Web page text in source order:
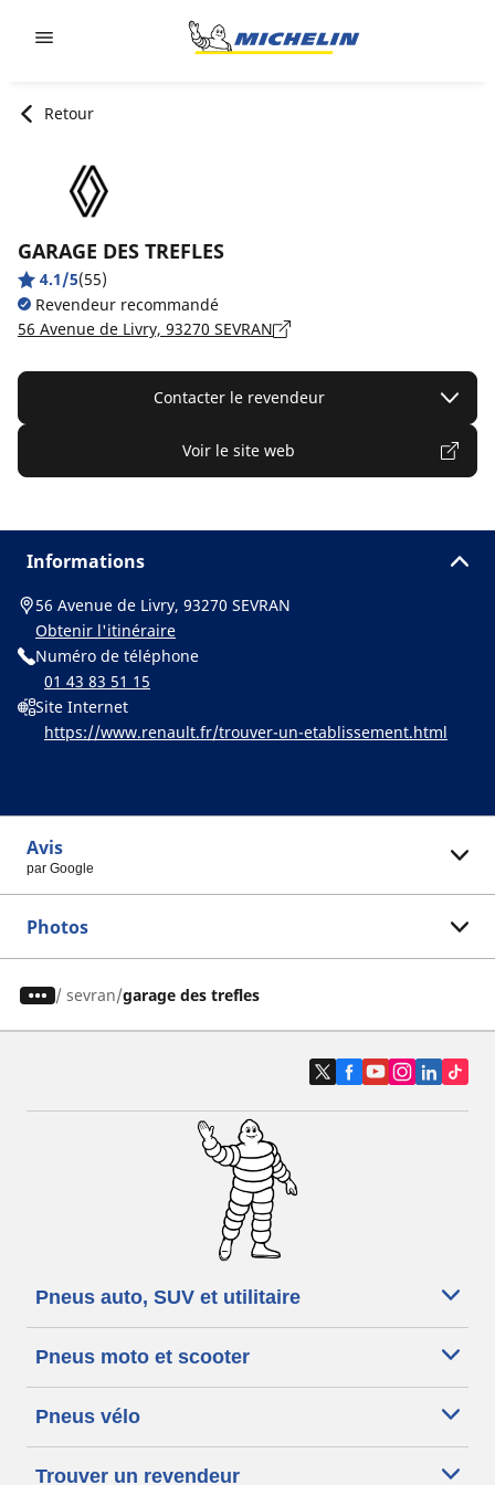
Retour
GARAGE DES TREFLES
4.1/5(55)
Revendeur recommandé
56 Avenue de Livry, 93270 SEVRAN
Contacter le revendeur
Voir le site web
Informations
56 Avenue de Livry, 93270 SEVRAN
Obtenir l'itinéraire
Numéro de téléphone
01 43 83 51 15
Site Internet
https://www.renault.fr/trouver-un-etablissement.html
Avis
par Google
Photos
/ sevran garage des trefles
Pneus auto, SUV et utilitaire
Pneus moto et scooter
Pneus vélo
Trouver un revendeur